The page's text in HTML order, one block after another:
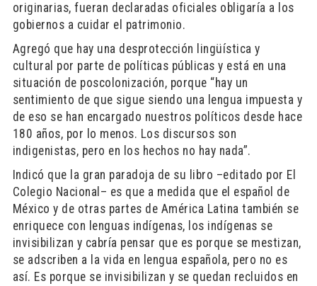
originarias, fueran declaradas oficiales obligaría a los
gobiernos a cuidar el patrimonio.
Agregó que hay una desprotección lingüística y
cultural por parte de políticas públicas y está en una
situación de poscolonización, porque “hay un
sentimiento de que sigue siendo una lengua impuesta y
de eso se han encargado nuestros políticos desde hace
180 años, por lo menos. Los discursos son
indigenistas, pero en los hechos no hay nada”.
Indicó que la gran paradoja de su libro –editado por El
Colegio Nacional– es que a medida que el español de
México y de otras partes de América Latina también se
enriquece con lenguas indígenas, los indígenas se
invisibilizan y cabría pensar que es porque se mestizan,
se adscriben a la vida en lengua española, pero no es
así. Es porque se invisibilizan y se quedan recluidos en